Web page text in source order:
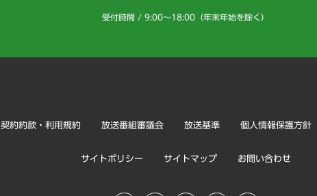
受付時間 / 9:00～18:00（年末年始を除く）
契約約款・利用規約 放送番組審議会 放送基準 個人情報保護方針
サイトポリシー サイトマップ お問い合わせ